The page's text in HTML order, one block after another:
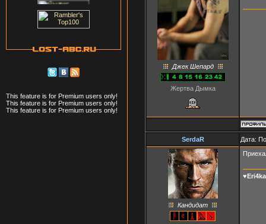
This feature is for Premium users only!
This feature is for Premium users only!
This feature is for Premium users only!
Джек Шепард
Жертва Дымка
SerdaR Дата:
Кандидат